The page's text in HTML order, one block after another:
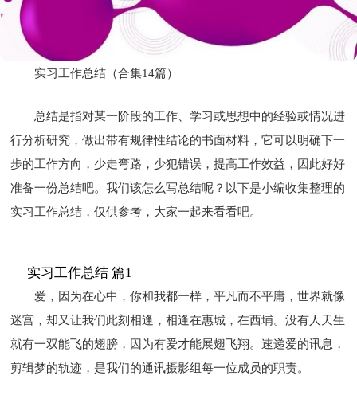
实习工作总结（合集14篇）
总结是指对某一阶段的工作、学习或思想中的经验或情况进
行分析研究，做出带有规律性结论的书面材料，它可以明确下一
步的工作方向，少走弯路，少犯错误，提高工作效益，因此好好
准备一份总结吧。我们该怎么写总结呢？以下是小编收集整理的
实习工作总结，仅供参考，大家一起来看看吧。
实习工作总结 篇1
爱，因为在心中，你和我都一样，平凡而不平庸，世界就像
迷宫，却又让我们此刻相逢，相逢在惠城，在西埔。没有人天生
就有一双能飞的翅膀，因为有爱才能展翅飞翔。速递爱的讯息，
剪辑梦的轨迹，是我们的通讯摄影组每一位成员的职责。